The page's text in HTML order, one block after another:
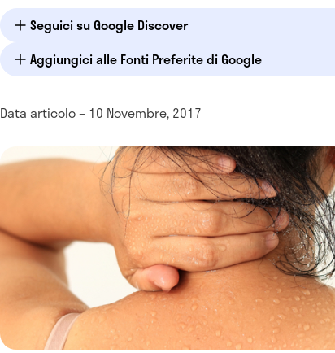
Seguici su Google Discover
Aggiungici alle Fonti Preferite di Google
Data articolo – 10 Novembre, 2017